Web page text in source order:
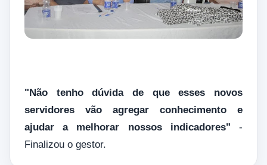
"Não tenho dúvida de que esses novos
servidores vão agregar conhecimento e
ajudar a melhorar nossos indicadores" ‐
Finalizou o gestor.